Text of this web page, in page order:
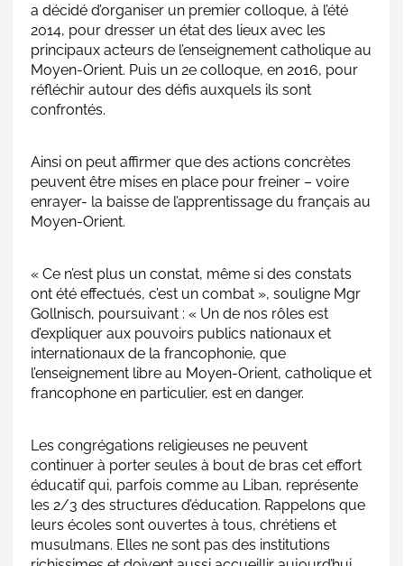
a décidé d’organiser un premier colloque, à l’été
2014, pour dresser un état des lieux avec les
principaux acteurs de l’enseignement catholique au
Moyen-Orient. Puis un 2e colloque, en 2016, pour
réfléchir autour des défis auxquels ils sont
confrontés.
Ainsi on peut affirmer que des actions concrètes
peuvent être mises en place pour freiner – voire
enrayer- la baisse de l’apprentissage du français au
Moyen-Orient.
« Ce n’est plus un constat, même si des constats
ont été effectués, c’est un combat », souligne Mgr
Gollnisch, poursuivant : « Un de nos rôles est
d’expliquer aux pouvoirs publics nationaux et
internationaux de la francophonie, que
l’enseignement libre au Moyen-Orient, catholique et
francophone en particulier, est en danger.
Les congrégations religieuses ne peuvent
continuer à porter seules à bout de bras cet effort
éducatif qui, parfois comme au Liban, représente
les 2/3 des structures d’éducation. Rappelons que
leurs écoles sont ouvertes à tous, chrétiens et
musulmans. Elles ne sont pas des institutions